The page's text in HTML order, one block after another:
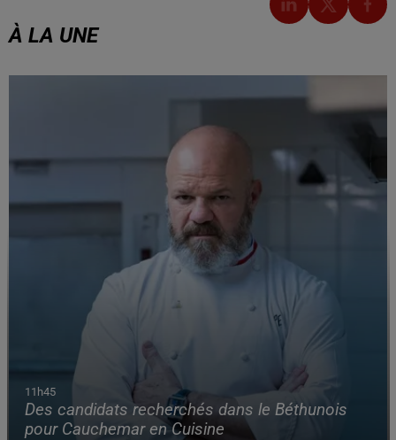
À LA UNE
11h45
Des candidats recherchés dans le Béthunois
pour Cauchemar en Cuisine